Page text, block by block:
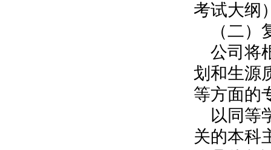
考试大纲
（二）
公司将
划和生源
等方面的
以同等
关的本科